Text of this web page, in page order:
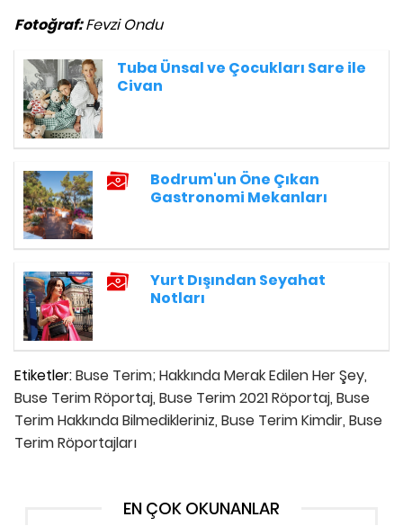
Fotoğraf:Fevzi Ondu
Tuba Ünsal ve Çocukları Sare ile
Civan
Bodrum'un Öne Çıkan
Gastronomi Mekanları
Yurt Dışından Seyahat
Notları
Etiketler:Buse Terim; Hakkında Merak Edilen Her Şey,
Buse Terim Röportaj, Buse Terim 2021 Röportaj, Buse
Terim Hakkında Bilmedikleriniz, Buse Terim Kimdir, Buse
Terim Röportajları
EN ÇOK OKUNANLAR